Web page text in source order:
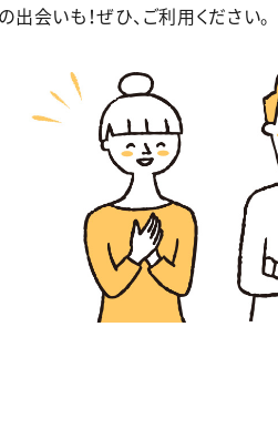
会いも！ぜひ、ご利用ください。